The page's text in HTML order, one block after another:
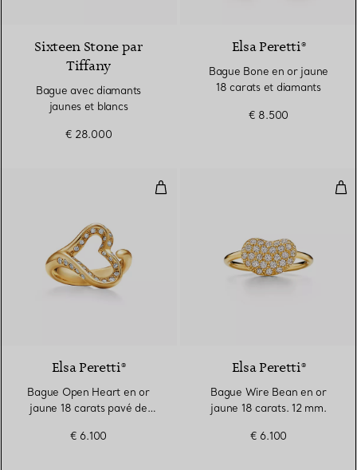
Sixteen Stone par
Tiffany
Bague avec diamants
jaunes et blancs
€ 28.000
Elsa Peretti®
Bague Bone en or jaune
18 carats et diamants
€ 8.500
Bague Open Heart en or jaune
Elsa Peretti®
Bague Open Heart en or
jaune 18 carats pavé de
€ 6.100
Elsa Peretti®
Bague Wire Bean en or
jaune 18 carats. 12 mm.
€ 6.100